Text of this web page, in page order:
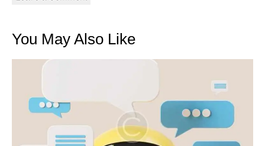
You May Also Like